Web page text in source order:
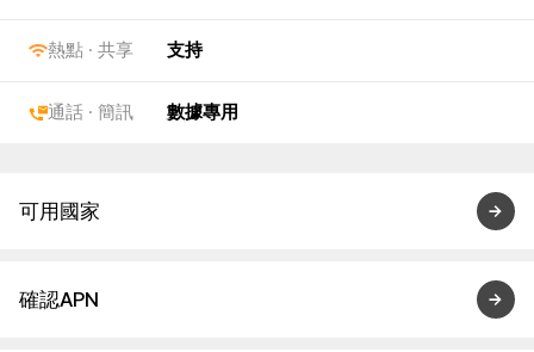
熱點 · 共享 支持
通話 · 簡訊 數據專用
可用國家
確認APN